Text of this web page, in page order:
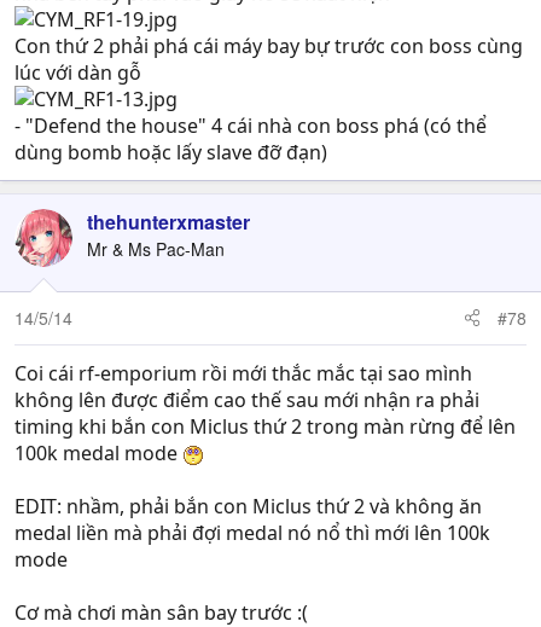
Con thứ 2 phải phá cái máy bay bự trước con boss cùng
lúc với dàn gỗ
- "Defend the house" 4 cái nhà con boss phá (có thể
dùng bomb hoặc lấy slave đỡ đạn)
thehunterxmaster
Mr & Ms Pac-Man
14/5/14 #78
Coi cái rf-emporium rồi mới thắc mắc tại sao mình
không lên được điểm cao thế sau mới nhận ra phải
timing khi bắn con Miclus thứ 2 trong màn rừng để lên
100k medal mode
EDIT: nhầm, phải bắn con Miclus thứ 2 và không ăn
medal liền mà phải đợi medal nó nổ thì mới lên 100k
mode
Cơ mà chơi màn sân bay trước :(